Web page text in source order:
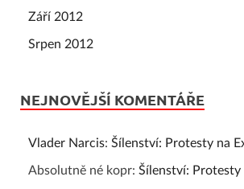
Září 2012
Srpen 2012
NEJNOVĚJŠÍ KOMENTÁŘE
Vlader Narcis: Šílenství: Protesty na
Absolutně né kopr: Šílenství: Protesty